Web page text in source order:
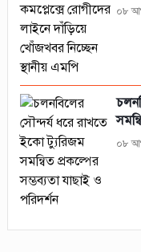
০৮
০৮